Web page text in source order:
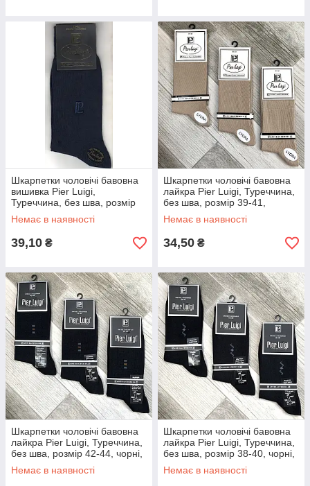
Шкарпетки чоловічі бавовна
вишивка Pier Luigi,
Туреччина, без шва, розмір
42-44, темно-сині, 02562
Немає в наявності
39,10 ₴
Шкарпетки чоловічі бавовна
лайкра Pier Luigi, Туреччина,
без шва, розмір 39-41,
бежеві, 02597
Немає в наявності
34,50 ₴
Шкарпетки чоловічі бавовна
лайкра Pier Luigi, Туреччина,
без шва, розмір 42-44, чорні,
02599
Немає в наявності
Шкарпетки чоловічі бавовна
лайкра Pier Luigi, Туреччина,
без шва, розмір 38-40, чорні,
02598
Немає в наявності